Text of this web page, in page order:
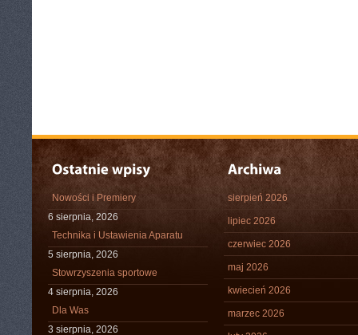
Nowości i Premiery
6 sierpnia, 2026
Technika i Ustawienia Aparatu
5 sierpnia, 2026
Stowrzyszenia sportowe
4 sierpnia, 2026
Dla Was
3 sierpnia, 2026
sierpień 2026
lipiec 2026
czerwiec 2026
maj 2026
kwiecień 2026
marzec 2026